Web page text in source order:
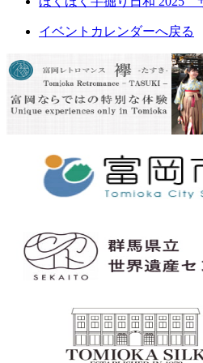
イベントカレンダーへ戻る